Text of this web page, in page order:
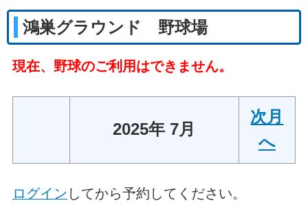
鴻巣グラウンド 野球場
現在、野球のご利用はできません。
2025年 7月
次月
へ
ログイン してから予約してください。